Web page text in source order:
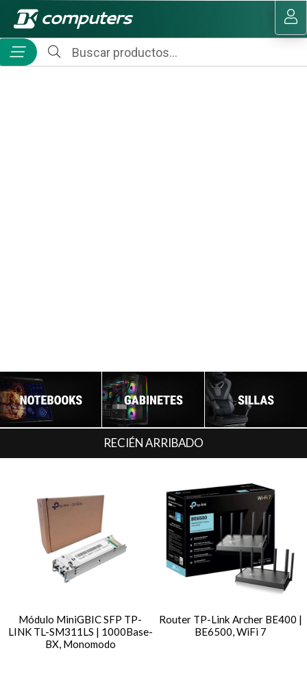
MI COMPRA
RECIÉN ARRIBADO
Módulo MiniGBIC SFP TP-
LINK TL-SM311LS | 1000Base-
BX, Monomodo
Router TP-Link Archer BE400 |
BE6500, WiFi 7